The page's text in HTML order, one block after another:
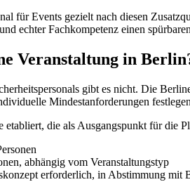
für Events gezielt nach diesen
echter Fachkompetenz einen
Veranstaltung in
gibt es nicht. Die
Mindestanforderungen
die als Ausgangspunkt für die
abhängig vom Veranstaltungstyp
erforderlich, in Abstimmung mit